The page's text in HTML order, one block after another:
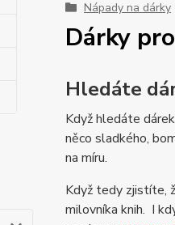
Nápady na dárky
Dárky
Hledáte
Když hledáte
něco sladkého,
na míru.
Když tedy zjistíte,
milovníka knih. I